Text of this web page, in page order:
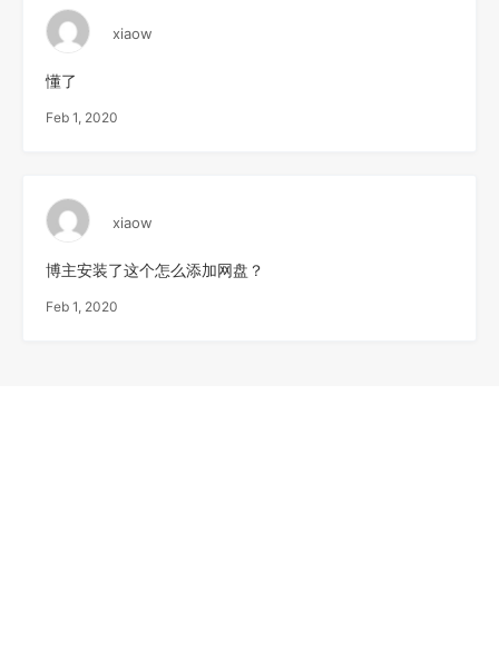
xiaow
懂了
Feb 1, 2020
xiaow
博主安装了这个怎么添加网盘？
Feb 1, 2020